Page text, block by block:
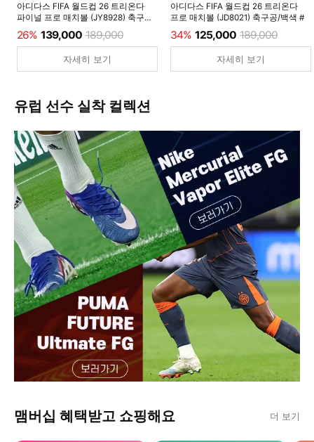
아디다스 FIFA 월드컵 26 트리온다
파이널 프로 매치볼 (JY8928) 축구공/
26% 139,000 189,000
자세히 보기
아디다스 FIFA 월드컵 26 트리온다
프로 매치볼 (JD8021) 축구공/백색 #
34% 125,000 189,000
자세히 보기
유럽 선수 실착 컬렉션
맴버십 혜택받고 쇼핑해요 더 보기